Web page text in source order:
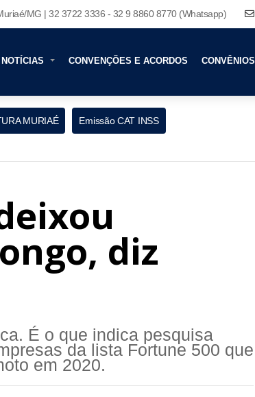
MG | 32 3722 3336 - 32 9 8860 8770 (Whatsapp)
NOTÍCIAS CONVENÇÕES E ACORDOS CONVÊNIOS
MURIAÉ Emissão CAT INSS
diz
É o que indica pesquisa
da lista Fortune 500 que
em 2020.